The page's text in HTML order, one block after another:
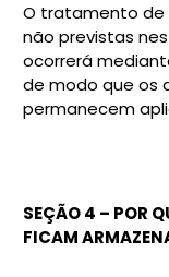
O tratamento de
não previstas
ocorrerá
de modo que os
permanecem
SEÇÃO 4 – POR
FICAM